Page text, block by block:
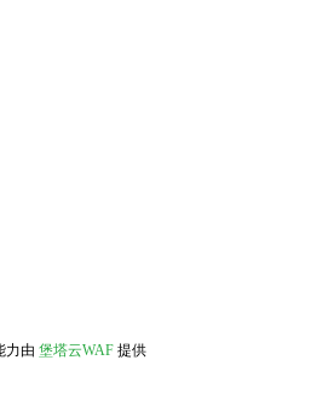
力由 堡塔云WAF 提供